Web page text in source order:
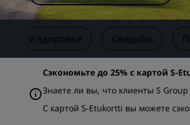
и здоровье Свадьбы
Сэкономьте до 25% с картой S-
Знаете ли вы, что клиенты S
С картой S-Etukortti вы можете